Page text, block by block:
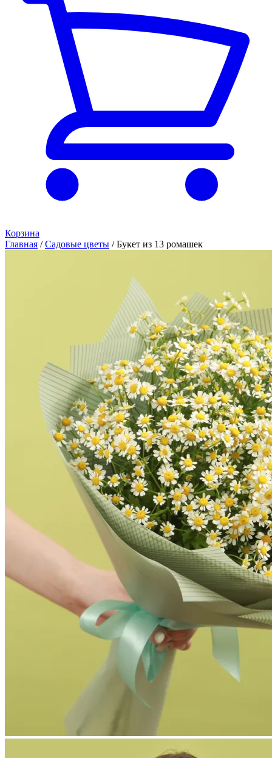
Корзина
Главная / Садовые цветы / Букет из 13 ромашек